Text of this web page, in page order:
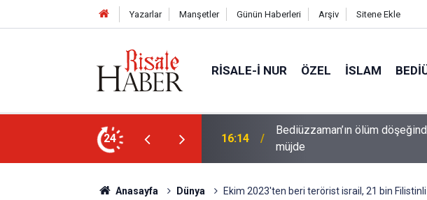
Yazarlar Manşetler Günün Haberleri Arşiv Sitene Ekle
RISALE-I NUR ÖZEL İSLAM
24
talebesine gösterdiği vefa ve verdiği
14:57 Meta'ya çocuk güvenliği
Anasayfa Dünya Ekim 2023'ten beri terörist israil, 21 bin